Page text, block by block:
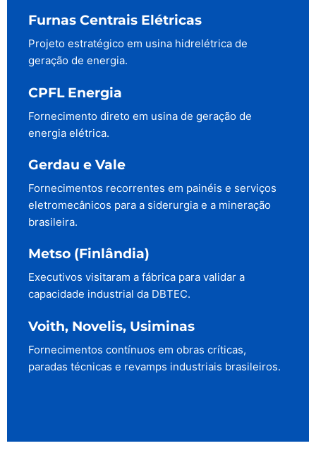
Furnas Centrais Elétricas
Projeto estratégico em usina hidrelétrica de
geração de energia.
CPFL Energia
Fornecimento direto em usina de geração de
energia elétrica.
Gerdau e Vale
Fornecimentos recorrentes em painéis e serviços
eletromecânicos para a siderurgia e a mineração
brasileira.
Metso (Finlândia)
Executivos visitaram a fábrica para validar a
capacidade industrial da DBTEC.
Voith, Novelis, Usiminas
Fornecimentos contínuos em obras críticas,
paradas técnicas e revamps industriais brasileiros.